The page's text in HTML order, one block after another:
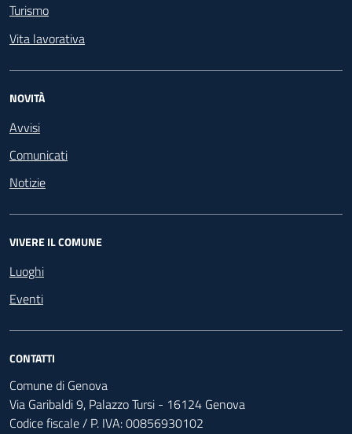
Turismo
Vita lavorativa
NOVITÀ
Avvisi
Comunicati
Notizie
VIVERE IL COMUNE
Luoghi
Eventi
CONTATTI
Comune di Genova
Via Garibaldi 9, Palazzo Tursi - 16124 Genova
Codice fiscale / P. IVA: 00856930102